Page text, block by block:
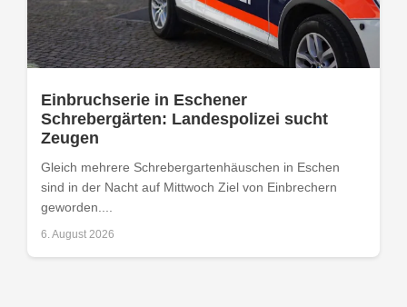
Einbruchserie in Eschener
Schrebergärten: Landespolizei sucht
Zeugen
Gleich mehrere Schrebergartenhäuschen in Eschen
sind in der Nacht auf Mittwoch Ziel von Einbrechern
geworden....
6. August 2026